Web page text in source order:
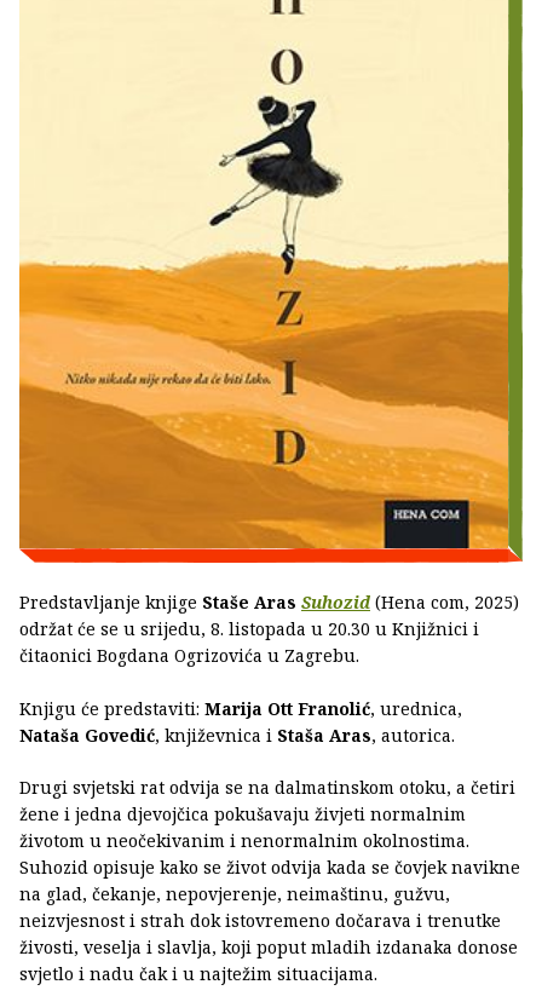
Predstavljanje knjige Staše Aras Suhozid (Hena com, 2025)
održat će se u srijedu, 8. listopada u 20.30 u Knjižnici i
čitaonici Bogdana Ogrizovića u Zagrebu.
Knjigu će predstaviti: Marija Ott Franolić, urednica,
Nataša Govedić, književnica i Staša Aras, autorica.
Drugi svjetski rat odvija se na dalmatinskom otoku, a četiri
žene i jedna djevojčica pokušavaju živjeti normalnim
životom u neočekivanim i nenormalnim okolnostima.
Suhozid opisuje kako se život odvija kada se čovjek navikne
na glad, čekanje, nepovjerenje, neimaštinu, gužvu,
neizvjesnost i strah dok istovremeno dočarava i trenutke
živosti, veselja i slavlja, koji poput mladih izdanaka donose
svjetlo i nadu čak i u najtežim situacijama.